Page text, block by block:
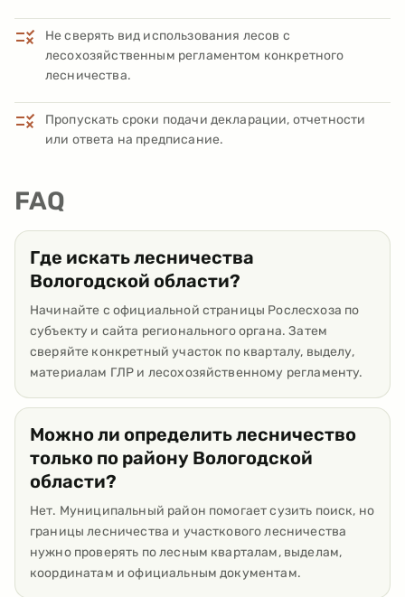
Не сверять вид использования лесов с
лесохозяйственным регламентом конкретного
лесничества.
Пропускать сроки подачи декларации, отчетности
или ответа на предписание.
FAQ
Где искать лесничества
Вологодской области?
Начинайте с официальной страницы Рослесхоза по
субъекту и сайта регионального органа. Затем
сверяйте конкретный участок по кварталу, выделу,
материалам ГЛР и лесохозяйственному регламенту.
Можно ли определить лесничество
только по району Вологодской
области?
Нет. Муниципальный район помогает сузить поиск, но
границы лесничества и участкового лесничества
нужно проверять по лесным кварталам, выделам,
координатам и официальным документам.